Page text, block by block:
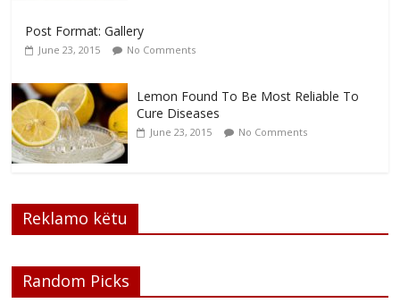
Post Format: Gallery
June 23, 2015 No Comments
Lemon Found To Be Most Reliable To
Cure Diseases
June 23, 2015 No Comments
Reklamo këtu
Random Picks